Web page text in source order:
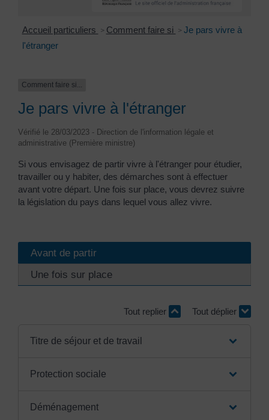
Accueil particuliers > Comment faire si > Je pars vivre à
l'étranger
Comment faire si...
Je pars vivre à l'étranger
Vérifié le 28/03/2023 - Direction de l'information légale et
administrative (Première ministre)
Si vous envisagez de partir vivre à l'étranger pour étudier,
travailler ou y habiter, des démarches sont à effectuer
avant votre départ. Une fois sur place, vous devrez suivre
la législation du pays dans lequel vous allez vivre.
Avant de partir
Une fois sur place
Tout replier Tout déplier
Titre de séjour et de travail
Protection sociale
Déménagement